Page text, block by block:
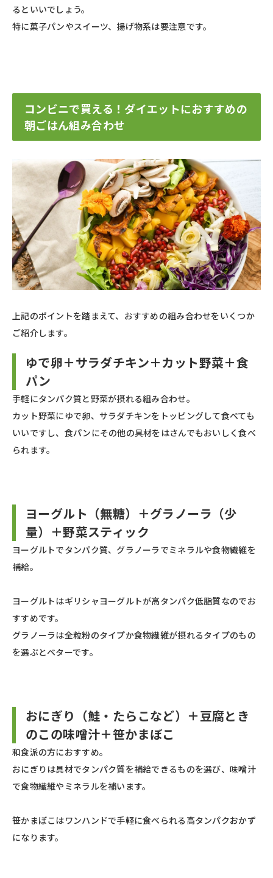
るといいでしょう。
特に菓子パンやスイーツ、揚げ物系は要注意です。
コンビニで買える！ダイエットにおすすめの
朝ごはん組み合わせ
上記のポイントを踏まえて、おすすめの組み合わせをいくつか
ご紹介します。
ゆで卵＋サラダチキン＋カット野菜＋食
パン
手軽にタンパク質と野菜が摂れる組み合わせ。
カット野菜にゆで卵、サラダチキンをトッピングして食べても
いいですし、食パンにその他の具材をはさんでもおいしく食べ
られます。
ヨーグルト（無糖）＋グラノーラ（少
量）＋野菜スティック
ヨーグルトでタンパク質、グラノーラでミネラルや食物繊維を
補給。
ヨーグルトはギリシャヨーグルトが高タンパク低脂質なのでお
すすめです。
グラノーラは全粒粉のタイプか食物繊維が摂れるタイプのもの
を選ぶとベターです。
おにぎり（鮭・たらこなど）＋豆腐とき
のこの味噌汁＋笹かまぼこ
和食派の方におすすめ。
おにぎりは具材でタンパク質を補給できるものを選び、味噌汁
で食物繊維やミネラルを補います。
笹かまぼこはワンハンドで手軽に食べられる高タンパクおかず
になります。